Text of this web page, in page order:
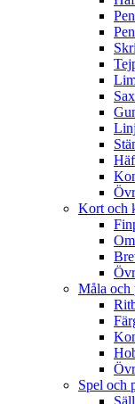
Kort och
Måla och
Spel och